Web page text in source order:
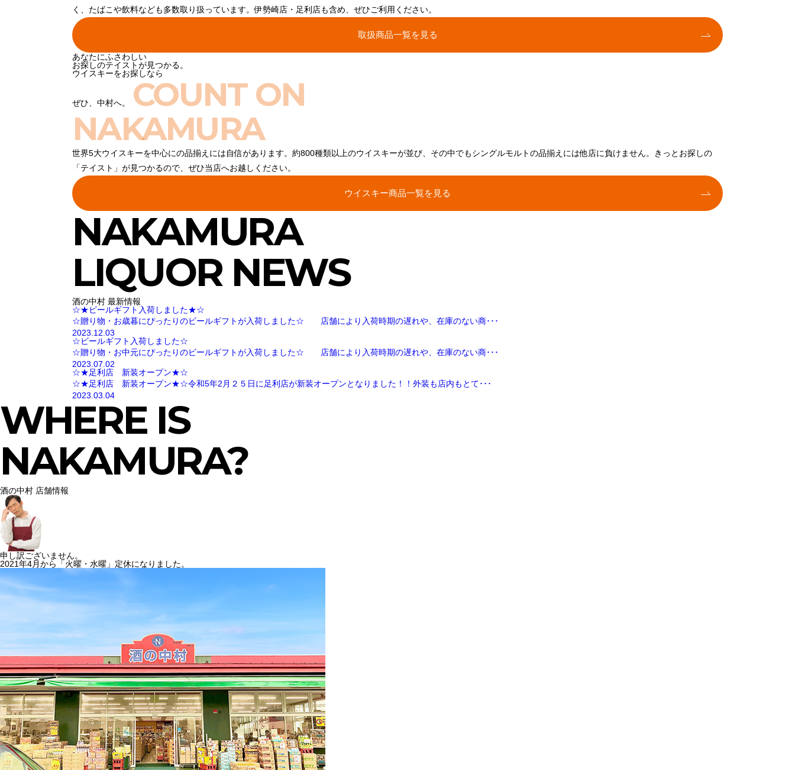
く、たばこや飲料なども多数取り扱っています。伊勢崎店・足利店も含め、ぜひご利用ください。
取扱商品一覧を見る
あなたにふさわしい
お探しのテイストが見つかる。
ウイスキーをお探しなら
ぜひ、中村へ。
COUNT ON
NAKAMURA
世界5大ウイスキーを中心にの品揃えには自信があります。約800種類以上のウイスキーが並び、その中でもシングルモルトの品揃えには他店に負けません。きっとお探しの
「テイスト」が見つかるので、ぜひ当店へお越しください。
ウイスキー商品一覧を見る
NAKAMURA
LIQUOR NEWS
酒の中村 最新情報
☆★ビールギフト入荷しました★☆
☆贈り物・お歳暮にぴったりのビールギフトが入荷しました☆ 店舗により入荷時期の遅れや、在庫のない商･･･
2023.12.03
☆ビールギフト入荷しました☆
☆贈り物・お中元にぴったりのビールギフトが入荷しました☆ 店舗により入荷時期の遅れや、在庫のない商･･･
2023.07.02
☆★足利店 新装オープン★☆
☆★足利店 新装オープン★☆令和5年2月２５日に足利店が新装オープンとなりました！！外装も店内もとて･･･
2023.03.04
WHERE IS
NAKAMURA?
酒の中村 店舗情報
申し訳ございません。
2021年4月から「火曜・水曜」定休になりました。